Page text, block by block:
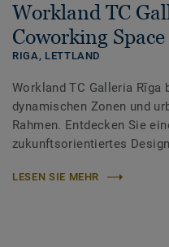
Workland TC
Coworking Space
RIGA, LETTLAND
Workland TC Galleria
dynamischen Zonen und
Rahmen. Entdecken Sie
zukunftsorientiertes
LESEN SIE MEHR